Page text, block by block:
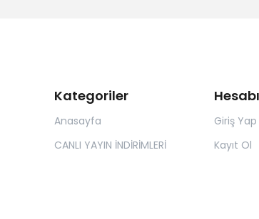
Kategoriler
Anasayfa
CANLI YAYIN İNDİRİMLERİ
Giriş Yap
Kayıt Ol